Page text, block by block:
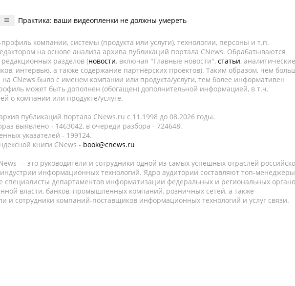
Практика: ваши видеопленки не должны умереть
компании, системы (продукта или услуги), технологии, персоны и т.п.
на основе анализа архива публикаций портала CNews. Обрабатываются
редакционных разделов (новости, включая "Главные новости", статьи, аналитические
интервью, а также содержание партнёрских проектов). Таким образом, чем
на CNews было с именем компании или продукта/услуги, тем более информативен
может быть дополнен (обогащен) дополнительной информацией, в т.ч.
о компании или продукте/услуге.
публикаций портала CNews.ru c 11.1998 до 08.2026 годы.
выявлено - 1463042, в очереди разбора - 724648.
указателей - 199124.
книги CNews - book@cnews.ru
— это руководители и сотрудники одной из самых успешных отраслей
информационных технологий. Ядро аудитории составляют топ-
специалисты департаментов информатизации федеральных и региональных
власти, банков, промышленных компаний, розничных сетей, а также
и сотрудники компаний-поставщиков информационных технологий и услуг связи.